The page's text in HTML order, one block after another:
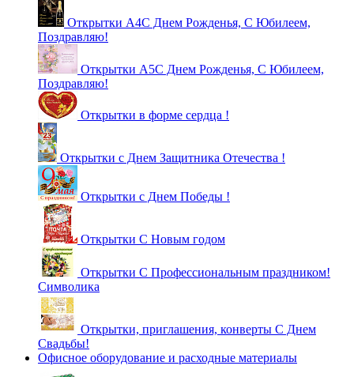
Открытки А4С Днем Рожденья, С Юбилеем,
Поздравляю!
Открытки А5С Днем Рожденья, С Юбилеем,
Поздравляю!
Открытки в форме сердца !
Открытки с Днем Защитника Отечества !
Открытки с Днем Победы !
Открытки С Новым годом
Открытки С Профессиональным праздником!
Символика
Открытки, приглашения, конверты С Днем
Свадьбы!
Офисное оборудование и расходные материалы